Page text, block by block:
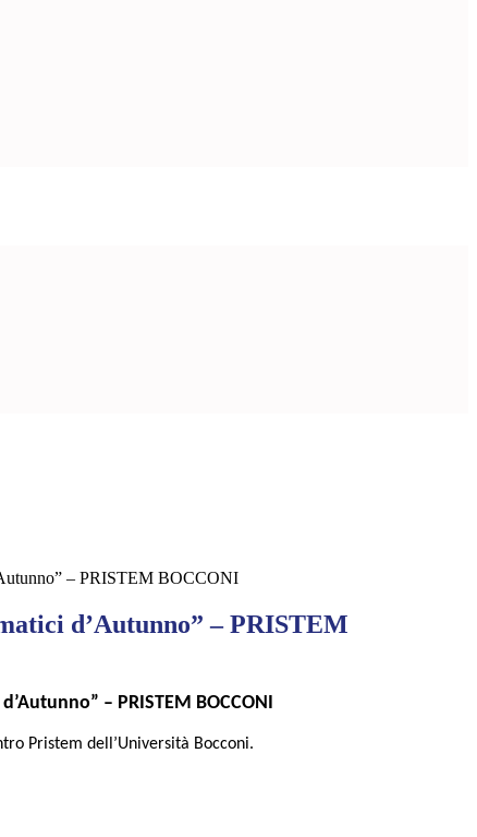
– PRISTEM BOCCONI
d’Autunno” – PRISTEM
– PRISTEM BOCCONI
Pristem dell’Università Bocconi.